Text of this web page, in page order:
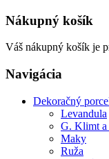
Nákupný košík
Váš nákupný košík je
Navigácia
Dekoračný
Levandula
G. Klimt a
Maky
Ruža